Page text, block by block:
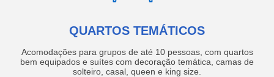
QUARTOS TEMÁTICOS
Acomodações para grupos de até 10 pessoas, com quartos
bem equipados e suítes com decoração temática, camas de
solteiro, casal, queen e king size.